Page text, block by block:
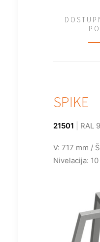
SPIKE
21501 | RAL
V: 717 mm /
Nivelacija: 10